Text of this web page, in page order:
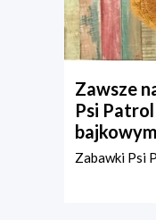
Zawsze
Psi
Zabawki Psi